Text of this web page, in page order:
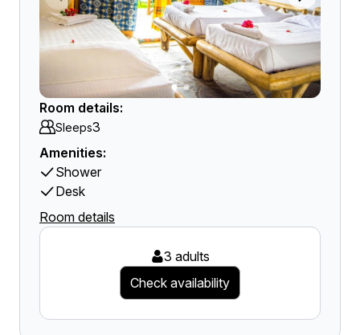
Room details:
Sleeps3
Amenities:
Shower
Desk
Room details
3 adults
Check availability